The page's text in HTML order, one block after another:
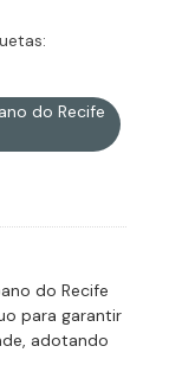
do Recife
do Recife
para garantir
adotando